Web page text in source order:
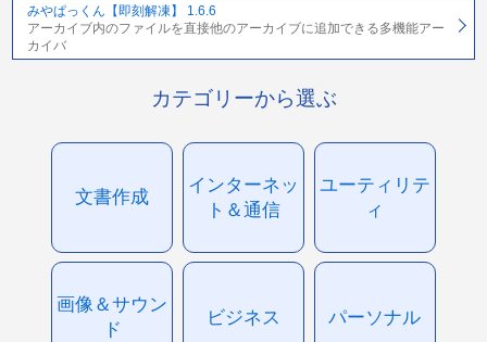
みやぱっくん【即刻解凍】 1.6.6
アーカイブ内のファイルを直接他のアーカイブに追加できる多機能アー
カイバ
カテゴリーから選ぶ
文書作成
インターネッ
ト＆通信
ユーティリテ
ィ
画像＆サウン
ド
ビジネス パーソナル